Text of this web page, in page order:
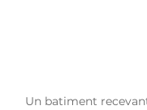
Un batiment